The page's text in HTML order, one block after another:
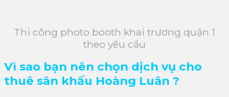
Thi công photo booth khai trương quận 1
theo yêu cầu
Vì sao bạn nên chọn dịch vụ cho
thuê sân khấu Hoàng Luân ?